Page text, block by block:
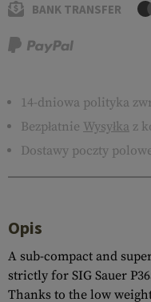
BANK TRANSFER
14-dniowa polityka
Bezpłatnie Wysyłka z
Dostawy poczty
Opis
A sub-compact and
strictly for SIG Sauer
Thanks to the low